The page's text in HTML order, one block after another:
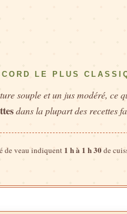
LE PLUS
souple et un jus modéré, ce
dans la plupart des recettes
de veau indiquent 1 h à 1 h 30de